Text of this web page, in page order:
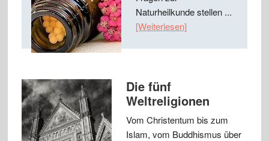
Naturheilkunde stellen ...
[Weiterlesen]
Die fünf
Weltreligionen
Vom Christentum bis zum
Islam, vom Buddhismus über